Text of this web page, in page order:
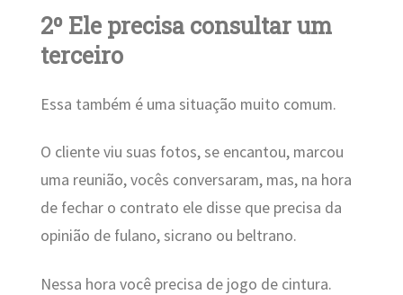
2º Ele precisa consultar um
terceiro
Essa também é uma situação muito comum.
O cliente viu suas fotos, se encantou, marcou
uma reunião, vocês conversaram, mas, na hora
de fechar o contrato ele disse que precisa da
opinião de fulano, sicrano ou beltrano.
Nessa hora você precisa de jogo de cintura.